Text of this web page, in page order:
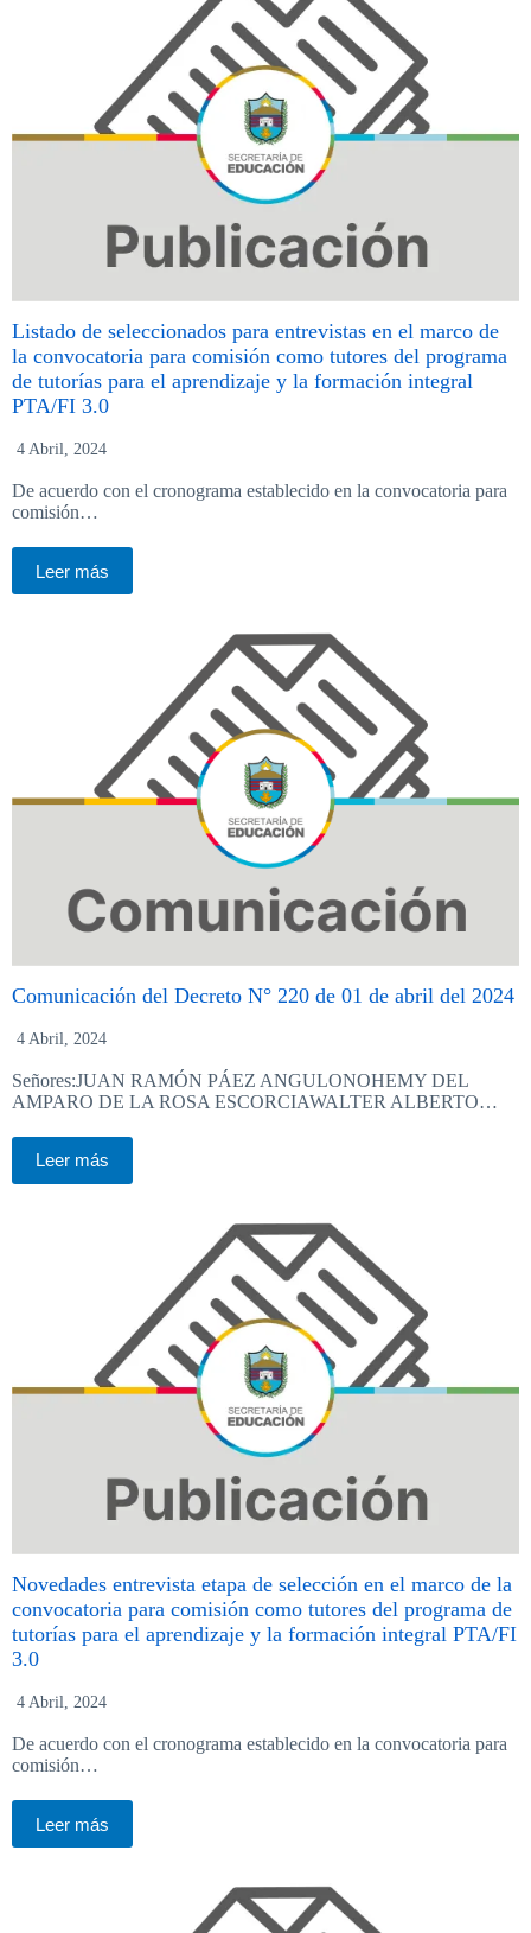
Listado de seleccionados para entrevistas en el marco de
la convocatoria para comisión como tutores del programa
de tutorías para el aprendizaje y la formación integral
PTA/FI 3.0
4 Abril, 2024
De acuerdo con el cronograma establecido en la convocatoria para
comisión…
Leer más
Comunicación del Decreto N° 220 de 01 de abril del 2024
4 Abril, 2024
Señores:JUAN RAMÓN PÁEZ ANGULONOHEMY DEL
AMPARO DE LA ROSA ESCORCIAWALTER ALBERTO…
Leer más
Novedades entrevista etapa de selección en el marco de la
convocatoria para comisión como tutores del programa de
tutorías para el aprendizaje y la formación integral PTA/FI
3.0
4 Abril, 2024
De acuerdo con el cronograma establecido en la convocatoria para
comisión…
Leer más